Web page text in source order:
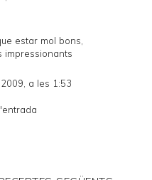
estar mol bons,
impressionants
a les 1:53